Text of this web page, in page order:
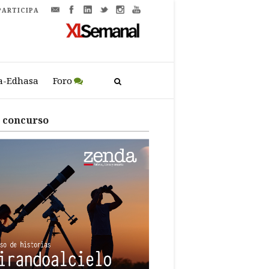
Edhasa Foro
concurso